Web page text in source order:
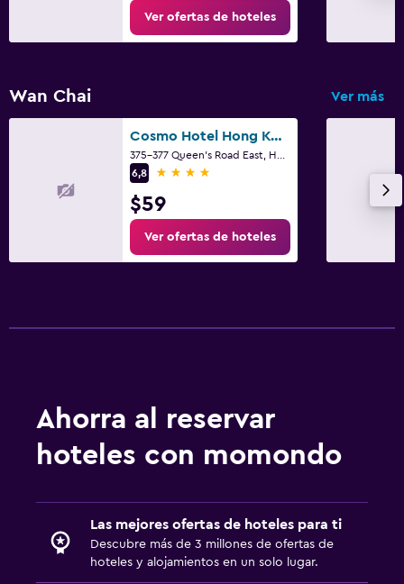
Ver ofertas de hoteles
Wan Chai Ver más
Cosmo Hotel Hong Kong
6,8
4 estrellas
$59
Ver ofertas de hoteles
Ahorra al reservar
hoteles con momondo
Las mejores ofertas de hoteles para ti
Descubre más de 3 millones de ofertas de
hoteles y alojamientos en un solo lugar.